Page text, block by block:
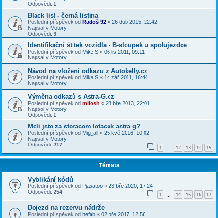
Odpovědi: 1
Black list - černá listina
Poslední příspěvek od Radoš 92 « 26 dub 2015, 22:42
Napsal v Motory
Odpovědi: 6
Identifikační štítek vozidla - B-sloupek u spolujezdce
Poslední příspěvek od Mike.S « 06 lis 2011, 09:11
Napsal v Motory
Návod na vložení odkazu z Autokelly.cz
Poslední příspěvek od Mike.S « 14 zář 2011, 16:44
Napsal v Motory
Výměna odkazů s Astra-G.cz
Poslední příspěvek od milosh « 28 bře 2013, 22:01
Napsal v Motory
Odpovědi: 1
Meli jste za steracem letacek astra g?
Poslední příspěvek od Mig_all « 25 kvě 2016, 10:02
Napsal v Motory
Odpovědi: 217 1 … 12 13 14 15
Témata
Vyblikání kódů
Poslední příspěvek od Pjasatoo « 23 bře 2020, 17:24
Odpovědi: 254 1 14 15 16 17
Dojezd na rezervu nádrže
Poslední příspěvek od hefab « 02 bře 2017, 12:56